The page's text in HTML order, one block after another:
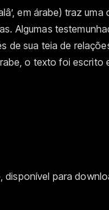
em árabe) traz
Algumas
de sua teia de
o texto foi escrito
disponível para